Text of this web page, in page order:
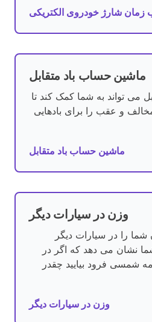
ماشین حساب باد متقابل
می تواند به شما کمک کند تا
و عقب را برای بادهایی
ماشین حساب باد متقابل
وزن در سیارات دیگر
را در سیارات دیگر
نشان می دهد که اگر در
شمسی فرود بیایید چقدر
وزن در سیارات دیگر